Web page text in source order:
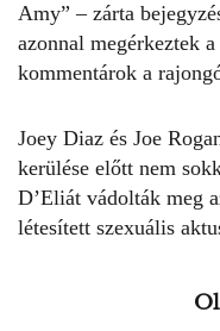
Amy” – zárta
azonnal megérkeztek
kommentárok a
Joey Diaz és Joe
kerülése előtt nem
D’Eliát vádolták meg
létesített szexuális